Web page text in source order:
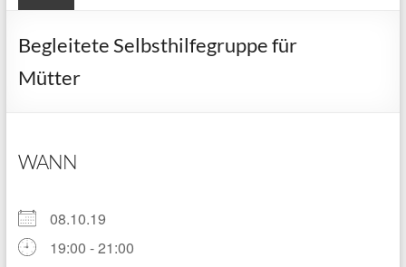
Begleitete Selbsthilfegruppe für
Mütter
WANN
08.10.19
19:00 - 21:00